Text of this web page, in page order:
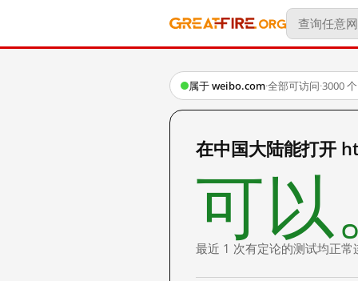
属于 weibo.com·全部可访问·3000
在中国大陆能打开
可以
最近 1 次有定论的测试均正常